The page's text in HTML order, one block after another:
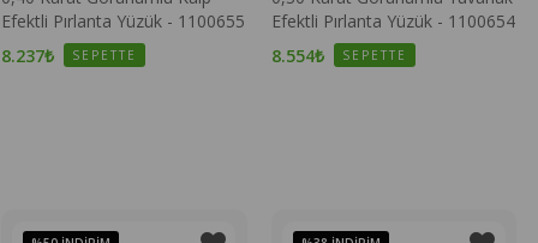
Efektli Pırlanta Yüzük - 1100655
8.237₺
SEPETTE
Efektli Pırlanta Yüzük - 1100654
8.554₺
SEPETTE